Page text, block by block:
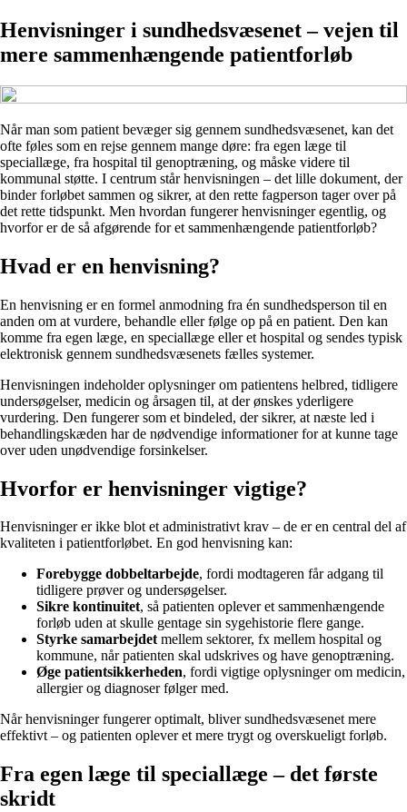
Henvisninger i sundhedsvæsenet – vejen til
mere sammenhængende patientforløb
Når man som patient bevæger sig gennem sundhedsvæsenet, kan det
ofte føles som en rejse gennem mange døre: fra egen læge til
speciallæge, fra hospital til genoptræning, og måske videre til
kommunal støtte. I centrum står henvisningen – det lille dokument, der
binder forløbet sammen og sikrer, at den rette fagperson tager over på
det rette tidspunkt. Men hvordan fungerer henvisninger egentlig, og
hvorfor er de så afgørende for et sammenhængende patientforløb?
Hvad er en henvisning?
En henvisning er en formel anmodning fra én sundhedsperson til en
anden om at vurdere, behandle eller følge op på en patient. Den kan
komme fra egen læge, en speciallæge eller et hospital og sendes typisk
elektronisk gennem sundhedsvæsenets fælles systemer.
Henvisningen indeholder oplysninger om patientens helbred, tidligere
undersøgelser, medicin og årsagen til, at der ønskes yderligere
vurdering. Den fungerer som et bindeled, der sikrer, at næste led i
behandlingskæden har de nødvendige informationer for at kunne tage
over uden unødvendige forsinkelser.
Hvorfor er henvisninger vigtige?
Henvisninger er ikke blot et administrativt krav – de er en central del af
kvaliteten i patientforløbet. En god henvisning kan:
Forebygge dobbeltarbejde, fordi modtageren får adgang til
tidligere prøver og undersøgelser.
Sikre kontinuitet, så patienten oplever et sammenhængende
forløb uden at skulle gentage sin sygehistorie flere gange.
Styrke samarbejdetmellem sektorer, fx mellem hospital og
kommune, når patienten skal udskrives og have genoptræning.
Øge patientsikkerheden, fordi vigtige oplysninger om medicin,
allergier og diagnoser følger med.
Når henvisninger fungerer optimalt, bliver sundhedsvæsenet mere
effektivt – og patienten oplever et mere trygt og overskueligt forløb.
Fra egen læge til speciallæge – det første
skridt